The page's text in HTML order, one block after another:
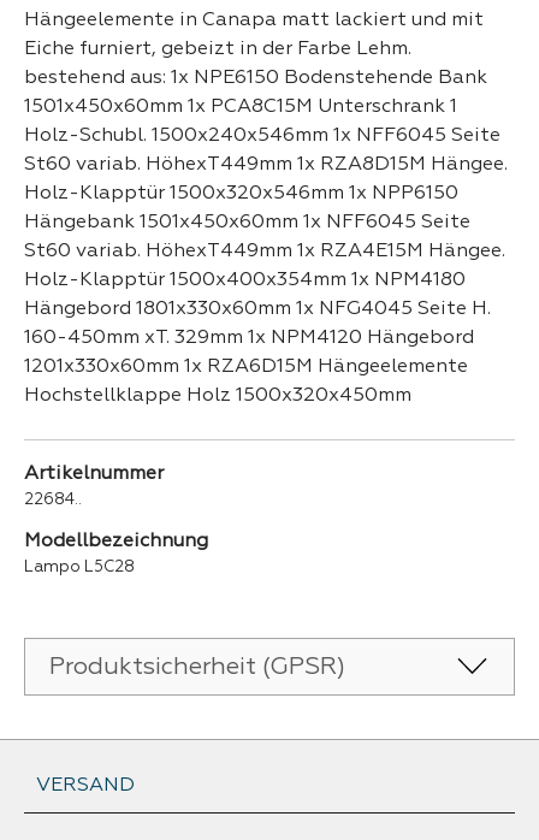
Hängeelemente in Canapa matt lackiert und mit
Eiche furniert, gebeizt in der Farbe Lehm.
bestehend aus: 1x NPE6150 Bodenstehende Bank
1501x450x60mm 1x PCA8C15M Unterschrank 1
Holz-Schubl. 1500x240x546mm 1x NFF6045 Seite
St60 variab. HöhexT449mm 1x RZA8D15M Hängee.
Holz-Klapptür 1500x320x546mm 1x NPP6150
Hängebank 1501x450x60mm 1x NFF6045 Seite
St60 variab. HöhexT449mm 1x RZA4E15M Hängee.
Holz-Klapptür 1500x400x354mm 1x NPM4180
Hängebord 1801x330x60mm 1x NFG4045 Seite H.
160-450mm xT. 329mm 1x NPM4120 Hängebord
1201x330x60mm 1x RZA6D15M Hängeelemente
Hochstellklappe Holz 1500x320x450mm
Artikelnummer
22684..
Modellbezeichnung
Lampo L5C28
Produktsicherheit (GPSR)
VERSAND